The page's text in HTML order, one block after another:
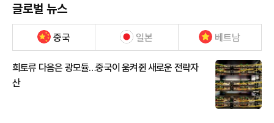
글로벌 뉴스
중국 일본 베트남
희토류 다음은 광모듈…중국이 움켜쥔 새로운 전략자
산